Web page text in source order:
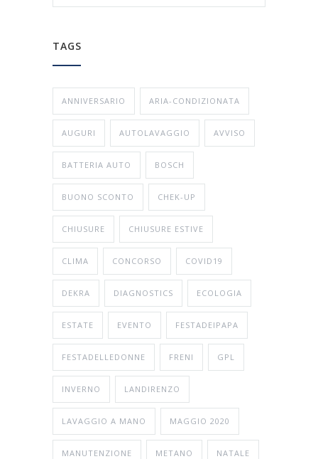
TAGS
ANNIVERSARIO ARIA-CONDIZIONATA
AUGURI AUTOLAVAGGIO AVVISO
BATTERIA AUTO BOSCH
BUONO SCONTO CHEK-UP
CHIUSURE CHIUSURE ESTIVE
CLIMA CONCORSO COVID19
DEKRA DIAGNOSTICS ECOLOGIA
ESTATE EVENTO FESTADEIPAPA
FESTADELLEDONNE FRENI GPL
INVERNO LANDIRENZO
LAVAGGIO A MANO MAGGIO 2020
MANUTENZIONE METANO NATALE